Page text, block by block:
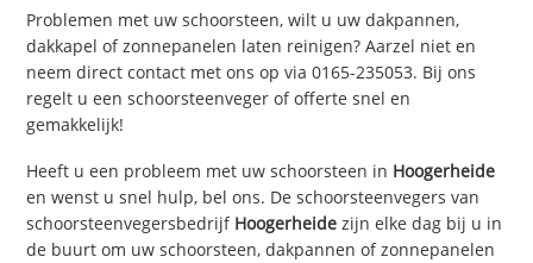
Problemen met uw schoorsteen, wilt u uw dakpannen,
dakkapel of zonnepanelen laten reinigen? Aarzel niet en
neem direct contact met ons op via 0165-235053. Bij ons
regelt u een schoorsteenveger of offerte snel en
gemakkelijk!
Heeft u een probleem met uw schoorsteen in Hoogerheide
en wenst u snel hulp, bel ons. De schoorsteenvegers van
schoorsteenvegersbedrijf Hoogerheide zijn elke dag bij u in
de buurt om uw schoorsteen, dakpannen of zonnepanelen